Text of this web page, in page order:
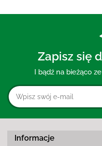
Zapisz się
I bądź na bieżąco
Informacje